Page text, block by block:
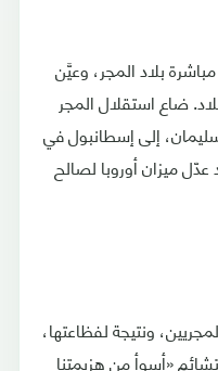
بلاد المجر، وعيَّن
ضاع استقلال المجر
إلى إسطانبول في
الثاني) 1526م؛ وقد عدّل ميزان أوروبا لصالح
ونتيجة لفظاعتها،
«أسوأ من هزيمتنا